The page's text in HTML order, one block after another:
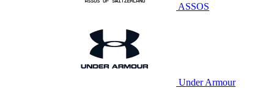
ASSOS
Under Armour